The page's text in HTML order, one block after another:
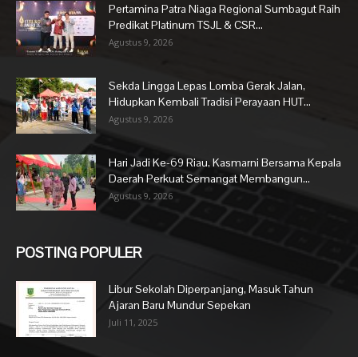
Pertamina Patra Niaga Regional Sumbagut Raih
Predikat Platinum TSJL & CSR...
Agustus 9, 2026
Sekda Lingga Lepas Lomba Gerak Jalan,
Hidupkan Kembali Tradisi Perayaan HUT...
Agustus 9, 2026
Hari Jadi Ke-69 Riau, Kasmarni Bersama Kepala
Daerah Perkuat Semangat Membangun...
Agustus 9, 2026
POSTING POPULER
Libur Sekolah Diperpanjang, Masuk Tahun
Ajaran Baru Mundur Sepekan
Juli 11, 2025